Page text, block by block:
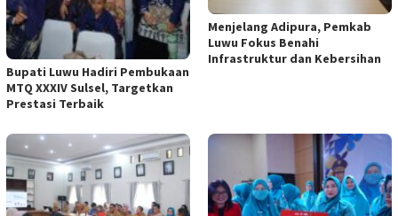
Bupati Luwu Hadiri Pembukaan
MTQ XXXIV Sulsel, Targetkan
Prestasi Terbaik
Menjelang Adipura, Pemkab
Luwu Fokus Benahi
Infrastruktur dan Kebersihan